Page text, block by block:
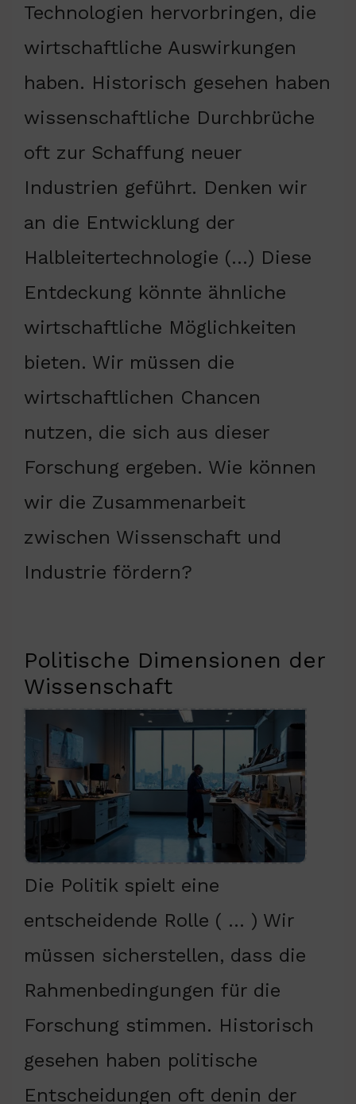
Technologien hervorbringen, die
wirtschaftliche Auswirkungen
haben. Historisch gesehen haben
wissenschaftliche Durchbrüche
oft zur Schaffung neuer
Industrien geführt. Denken wir
an die Entwicklung der
Halbleitertechnologie (…) Diese
Entdeckung könnte ähnliche
wirtschaftliche Möglichkeiten
bieten. Wir müssen die
wirtschaftlichen Chancen
nutzen, die sich aus dieser
Forschung ergeben. Wie können
wir die Zusammenarbeit
zwischen Wissenschaft und
Industrie fördern?
Politische Dimensionen der
Wissenschaft
Die Politik spielt eine
entscheidende Rolle ( … ) Wir
müssen sicherstellen, dass die
Rahmenbedingungen für die
Forschung stimmen. Historisch
gesehen haben politische
Entscheidungen oft denin der